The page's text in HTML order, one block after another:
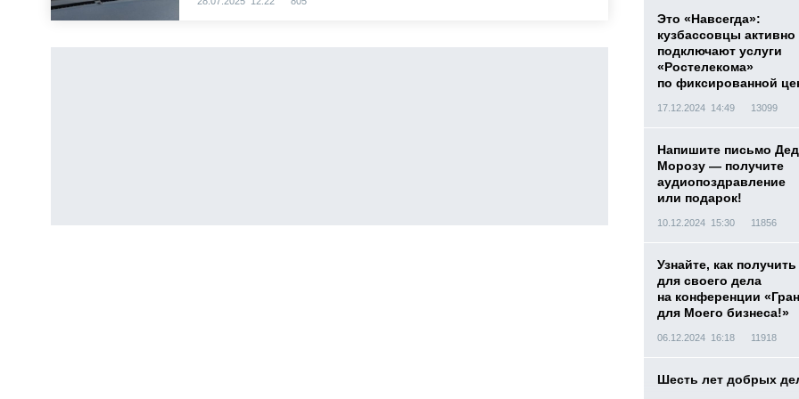
Это «Навсегда»:
кузбассовцы активно
подключают услуги
«Ростелекома»
по фиксированной
17.12.2024 14:49 13099
Напишите письмо
Морозу — получите
аудиопоздравление
или подарок!
10.12.2024 15:30 11856
Узнайте, как получить
для своего дела
на конференции
для Моего бизнеса!»
06.12.2024 16:18 11918
Шесть лет добрых